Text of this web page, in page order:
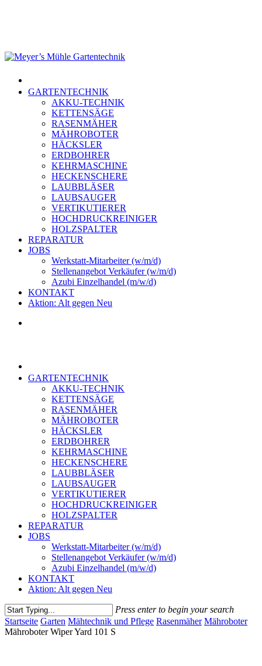
GARTENTECHNIK
AKKU-TECHNIK
KETTENSÄGE
RASENMÄHER
MÄHROBOTER
HÄCKSLER
ERDBOHRER
KEHRMASCHINE
HECKENSCHERE
LAUBBLÄSER
LAUBSAUGER
VERTIKUTIERER
HOCHDRUCKREINIGER
HOLZSPALTER
REPARATUR
JOBS
Werkstatt-Mitarbeiter (w/m/d)
Stellenangebot Verkäufer (w/m/d)
Azubi Einzelhandel (m/w/d)
KONTAKT
Aktion: Alt gegen Neu
GARTENTECHNIK
AKKU-TECHNIK
KETTENSÄGE
RASENMÄHER
MÄHROBOTER
HÄCKSLER
ERDBOHRER
KEHRMASCHINE
HECKENSCHERE
LAUBBLÄSER
LAUBSAUGER
VERTIKUTIERER
HOCHDRUCKREINIGER
HOLZSPALTER
REPARATUR
JOBS
Werkstatt-Mitarbeiter (w/m/d)
Stellenangebot Verkäufer (w/m/d)
Azubi Einzelhandel (m/w/d)
KONTAKT
Aktion: Alt gegen Neu
Press enter to begin your search
Close
Search
Startseite Garten Mähtechnik und Pflege Rasenmäher Mähroboter
Mähroboter Wiper Yard 101 S